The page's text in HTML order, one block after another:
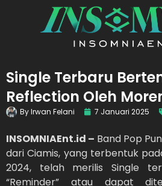
Single Terbaru
Reflection Oleh
ByIrwan Felani 7 Januari 2025
INSOMNIAEnt.id – Band Pop
dari Ciamis, yang terbentuk
2024, telah merilis Single
“Reminder” atau dapat